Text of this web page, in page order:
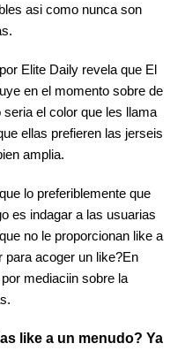
asi­ como nunca son
Elite Daily revela que El
en el momento sobre de
el color que les llama
ellas prefieren las jerseis
amplia.
lo preferiblemente que
es indagar a las usuarias
no le proporcionan like a
para acoger un like?En
mediaciin sobre la
like a un menudo? Ya